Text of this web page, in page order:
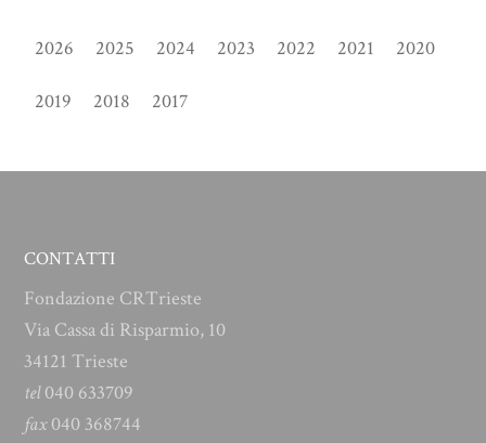
2026 2025 2024 2023 2022 2021 2020
2019 2018 2017
CONTATTI
Fondazione CRTrieste
Via Cassa di Risparmio, 10
34121 Trieste
tel040 633709
fax040 368744